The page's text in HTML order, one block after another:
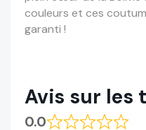
couleurs et ces
garanti !
Avis sur les
0.0